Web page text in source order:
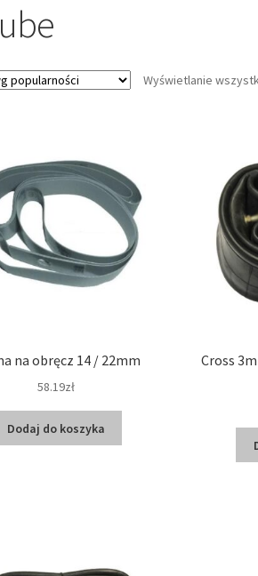
Wyświetlanie
na obręcz 14 / 22mm
58.19zł
Dodaj do koszyka
Cross